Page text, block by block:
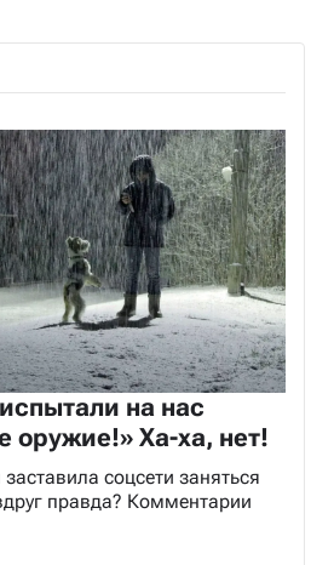
на нас
оружие!» Ха-ха, нет!
соцсети заняться
правда? Комментарии